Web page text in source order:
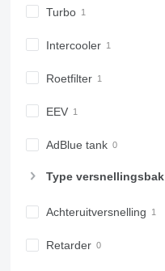
Turbo
Intercooler
Roetfilter
EEV
AdBlue tank
Type versnellingsbak
Achteruitversnelling
Retarder